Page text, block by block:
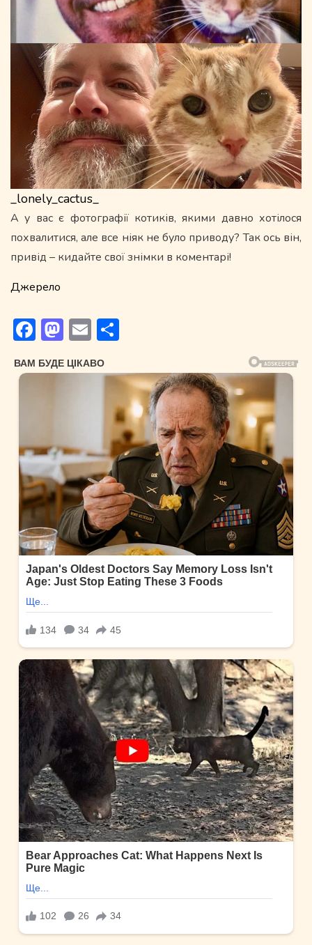
_lonely_cactus_
А у вас є фотографії котиків, якими давно хотілося
похвалитися, але все ніяк не було приводу? Так ось він,
привід – кидайте свої знімки в коментарі!
Джерело
Facebook
Mastodon
Email